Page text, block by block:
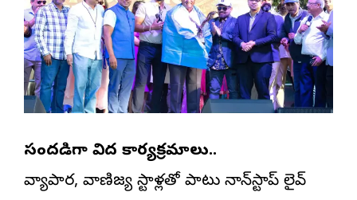
సందడిగా వినోద కార్యక్రమాలు..
వ్యాపార, వాణిజ్య స్టాళ్లతో పాటు నాన్‌స్టాప్ లైవ్